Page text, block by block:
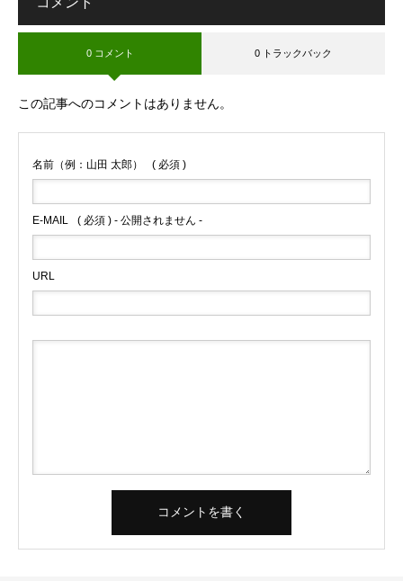
0 コメント 0 トラックバック
この記事へのコメントはありません。
名前（例：山田 太郎） ( 必須 )
E-MAIL ( 必須 ) - 公開されません -
URL